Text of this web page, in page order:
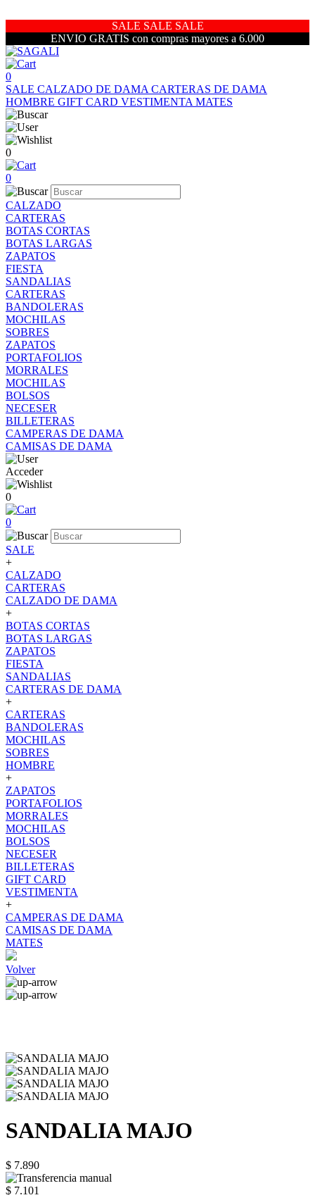
SALE SALE SALE
ENVIO GRATIS con compras mayores a 6.000
0
SALE CALZADO DE DAMA CARTERAS DE DAMA
HOMBRE GIFT CARD VESTIMENTA MATES
0
0
CALZADO
CARTERAS
BOTAS CORTAS
BOTAS LARGAS
ZAPATOS
FIESTA
SANDALIAS
CARTERAS
BANDOLERAS
MOCHILAS
SOBRES
ZAPATOS
PORTAFOLIOS
MORRALES
MOCHILAS
BOLSOS
NECESER
BILLETERAS
CAMPERAS DE DAMA
CAMISAS DE DAMA
Acceder
0
0
SALE
+
CALZADO
CARTERAS
CALZADO DE DAMA
+
BOTAS CORTAS
BOTAS LARGAS
ZAPATOS
FIESTA
SANDALIAS
CARTERAS DE DAMA
+
CARTERAS
BANDOLERAS
MOCHILAS
SOBRES
HOMBRE
+
ZAPATOS
PORTAFOLIOS
MORRALES
MOCHILAS
BOLSOS
NECESER
BILLETERAS
GIFT CARD
VESTIMENTA
+
CAMPERAS DE DAMA
CAMISAS DE DAMA
MATES
Volver
SANDALIA MAJO
$ 7.890
$ 7.101